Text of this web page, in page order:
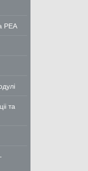
РЕА
та